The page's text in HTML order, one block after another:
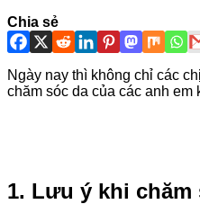
Chia sẻ
Ngày nay thì không chỉ các
chăm sóc da của các anh
1. Lưu ý khi